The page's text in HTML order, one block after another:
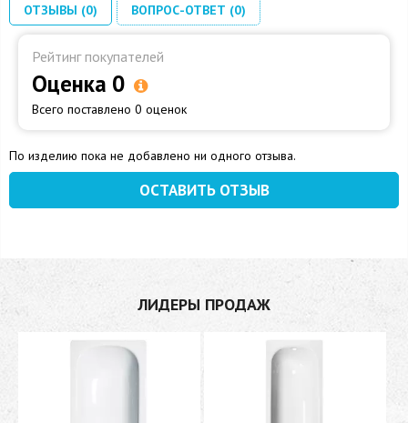
ОТЗЫВЫ (0) ВОПРОС-ОТВЕТ (0)
Рейтинг покупателей
Оценка 0
Всего поставлено 0 оценок
По изделию пока не добавлено ни одного отзыва.
ОСТАВИТЬ ОТЗЫВ
ЛИДЕРЫ ПРОДАЖ